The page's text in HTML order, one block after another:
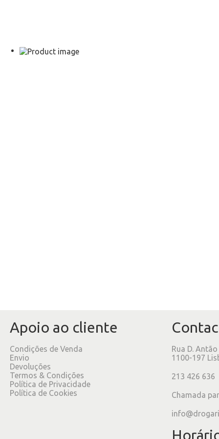
Apoio ao cliente
Condições de Venda
Envio
Devoluções
Termos & Condições
Política de Privacidade
Política de Cookies
Rua D.
1100-197
213 426 636
Chamada